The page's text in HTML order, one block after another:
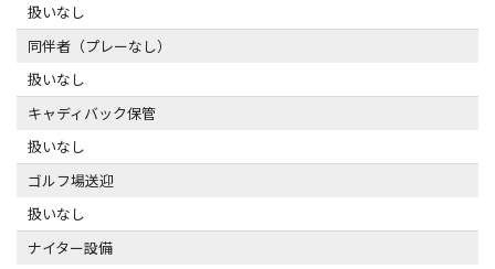
扱いなし
同伴者（プレーなし）
扱いなし
キャディバック保管
扱いなし
ゴルフ場送迎
扱いなし
ナイター設備